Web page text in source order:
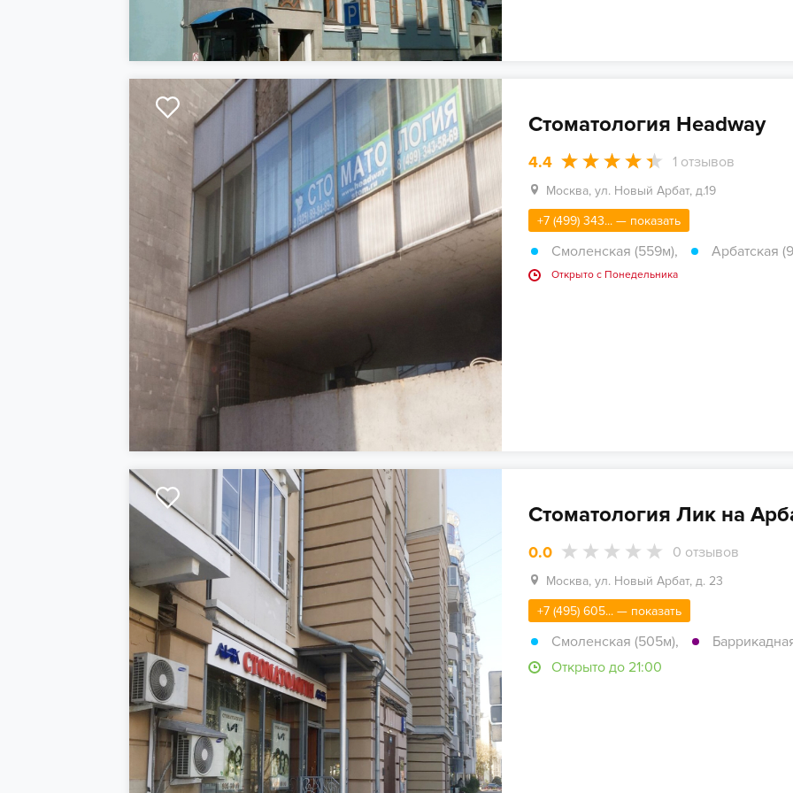
Стоматология Headway
4.4 1 отзывов
Москва, ул. Новый Арбат, д.19
+7 (499) 343... — показать
Смоленская (559м), Арбатская
Открыто c Понедельника
Стоматология Лик на
0.0 0 отзывов
Москва, ул. Новый Арбат, д. 23
+7 (495) 605... — показать
Смоленская (505м),
Открыто до 21:00